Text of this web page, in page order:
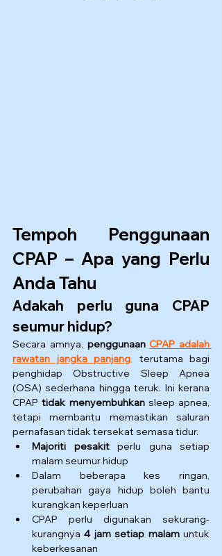
Tempoh Penggunaan
CPAP – Apa yang Perlu
Anda Tahu
Adakah perlu guna CPAP
seumur hidup?
Secara amnya, penggunaan CPAP adalah
rawatan jangka panjang, terutama bagi
penghidap Obstructive Sleep Apnea
(OSA) sederhana hingga teruk. Ini kerana
CPAP tidak menyembuhkan sleep apnea,
tetapi membantu memastikan saluran
pernafasan tidak tersekat semasa tidur.
Majoriti pesakit perlu guna setiap
malam seumur hidup
Dalam beberapa kes ringan,
perubahan gaya hidup boleh bantu
kurangkan keperluan
CPAP perlu digunakan sekurang-
kurangnya 4 jam setiap malam untuk
keberkesanan